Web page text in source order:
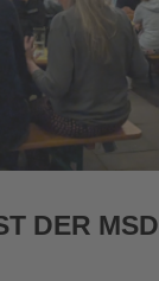
DER MSD